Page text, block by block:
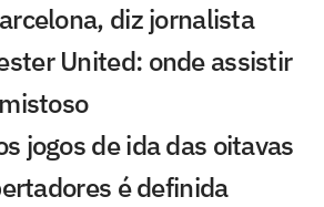
diz jornalista
United: onde assistir
jogos de ida das oitavas
é definida